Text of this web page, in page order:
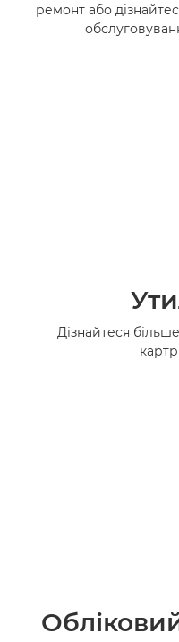
ремонт або
Дізнайтеся